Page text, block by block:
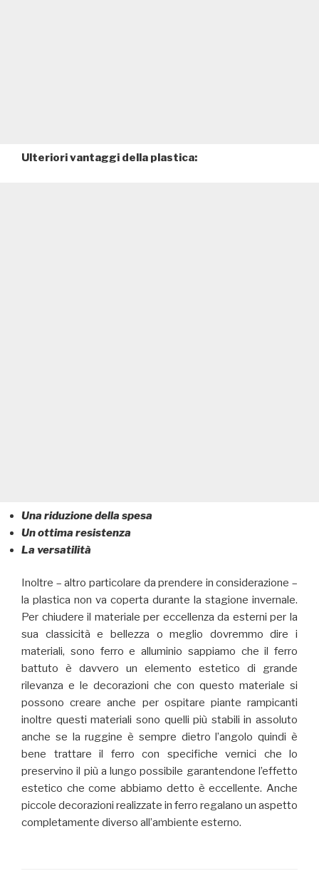
Ulteriori vantaggi della plastica:
Una riduzione della spesa
Un ottima resistenza
La versatilità
Inoltre – altro particolare da prendere in considerazione –
la plastica non va coperta durante la stagione invernale.
Per chiudere il materiale per eccellenza da esterni per la
sua classicità e bellezza o meglio dovremmo dire i
materiali, sono ferro e alluminio sappiamo che il ferro
battuto è davvero un elemento estetico di grande
rilevanza e le decorazioni che con questo materiale si
possono creare anche per ospitare piante rampicanti
inoltre questi materiali sono quelli più stabili in assoluto
anche se la ruggine è sempre dietro l’angolo quindi è
bene trattare il ferro con specifiche vernici che lo
preservino il più a lungo possibile garantendone l’effetto
estetico che come abbiamo detto è eccellente. Anche
piccole decorazioni realizzate in ferro regalano un aspetto
completamente diverso all’ambiente esterno.